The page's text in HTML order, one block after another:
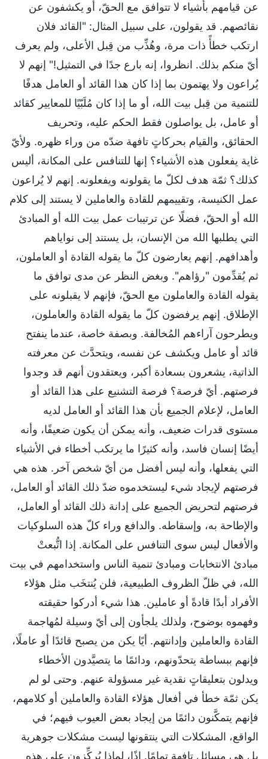
عن قيامهم بأشياء لا تتوافق مع الحقّ، أو يكشفون عن
نقائصهم. قد يقولون، على سبيل المثال: "القائد فلان
ارتكب خطأً ذات مرة، وهُذِّب من قِبل الأعلى، ولم يعرف
أيّ منكم بذلك. انظروا، إنه بارع جدًا في التمثيل!" إنهم لا
يُراعون ولا يهتمون بما إذا كان هذا القائد أو العامل هدفًا
للتنمية من قِبل بيت الله، أو ما إذا كان مُلَبّيًا للمعايير كقائد
أو عامل، بل يواصلون فقط الحكم عليه، وتحريف
الحقائق، والقيام بحركاتٍ تافهة ضدّه من وراء ظهره. ولأيّ
غاية يفعلون هذه الأشياء؟ إنها للتنافس على المكانة، أليس
كذلك؟ ثمّة هدف لكلّ ما يقولونه ويفعلونه. إنهم لا يُراعون
عمل الكنيسة، وتقييمهم للقادة والعاملين لا يستند إلى كلام
الله أو الحقّ، فضلًا عن ترتيبات عمل بيت الله أو المبادئ
التي يطلبها الله من الإنسان، بل يستند إلى نواياهم
وأهدافهم. إنهم يعارضون كلّ ما يقوله القادة أو العاملون،
ثم يُقدِّمون "رؤاهم". وبغض النظر عن مدى توافق ما
يقوله القادة والعاملون مع الحقّ، فإنهم لا يقبلونه على
الإطلاق. إنهم يرفضون كلّ ما يقوله القادة والعاملون،
ويطرحون آراءهم المُخالفة. وبصفة خاصة، عندما ينفتح
قائد أو عامل ويكشف عن نفسه، ويتحدَّث عن معرفته
الذاتية، يشعرون بسعادة أكبر، ويعتقدون أنهم قد وجدوا
فرصتهم. أيّ فرصة؟ فرصة التشنيع على هذا القائد أو
العامل، لإعلام الجميع بأن هذا القائد أو العامل لديه
مستوى قدرات ضعيف، وأنه يمكن أن يكون ضعيفًا، وأنه
أيضًا إنسان فاسد، وأنه كثيرًا ما يرتكب أخطاء في الأشياء
التي يفعلها، وأنه ليس أفضل من أيّ شخص آخر. هذه هي
فرصتهم لإيجاد شيء ليستخدموه ضدّ ذلك القائد أو العامل،
فرصتهم لتحريض الجميع على إدانة ذلك القائد أو العامل،
والإطاحة به، وإسقاطه. والدافع وراء كلّ هذه السلوكيات
والأفعال ليس سوى التنافس على المكانة. إذا اتُّبعتْ
مبادئ الانتخابات ومبادئ تنمية الناس واستخدامهم في بيت
الله، في ظلّ الظروف الطبيعية، فلن يُنتخَب مثل هؤلاء
الأفراد أبدًا قادةً أو عاملين. هذا شيء أدركوا حقيقته
وفهموه بوضوح، ولذلك يلجأون إلى أيّ وسيلة لمُهاجمة
القادة والعاملين وإدانتهم. أيًا يكن من يصبح قائدًا أو عاملًا،
فإنهم ببساطة يتحدّونهم، ودائمًا ما يتصيَّدون الأخطاء
ويدلون بتعليقاتٍ نقدية غير مسؤولة عنهم. وحتى لو لم
يكن ثمّة خطأ في أفعال هؤلاء القادة والعاملين أو كلامهم،
فإنهم يتمكَّنون دائمًا من إيجاد بعض العيوب فيهم؛ في
الواقع، المشكلات التي ينتقونها ليست مشكلات جوهرية
بل هي مسائل تافهة تمامًا. إذًا، لماذا يُركِّزون على هذه